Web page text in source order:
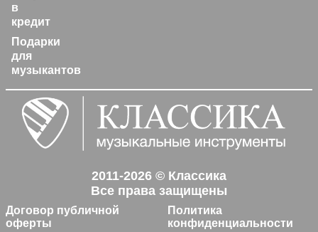
в
кредит
Подарки
для
музыкантов
2011-2026 © Классика
Все права защищены
Договор публичной
оферты
Политика
конфиденциальности